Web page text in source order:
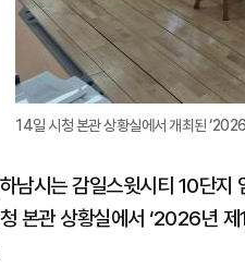
14일 시청 본관 상황실에서 개최된
남시는 감일스윗시티 10단지
본관 상황실에서 ‘2026년